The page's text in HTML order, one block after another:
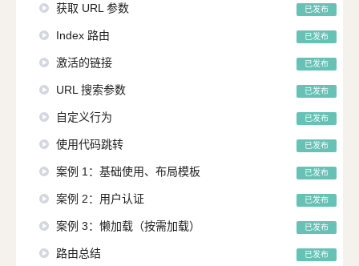
获取 URL 参数 已发布
Index 路由 已发布
激活的链接 已发布
URL 搜索参数 已发布
自定义行为 已发布
使用代码跳转 已发布
案例 1：基础使用、布局模板 已发布
案例 2：用户认证 已发布
案例 3：懒加载（按需加载） 已发布
路由总结 已发布